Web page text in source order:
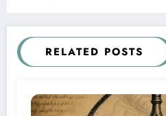
RELATED POSTS